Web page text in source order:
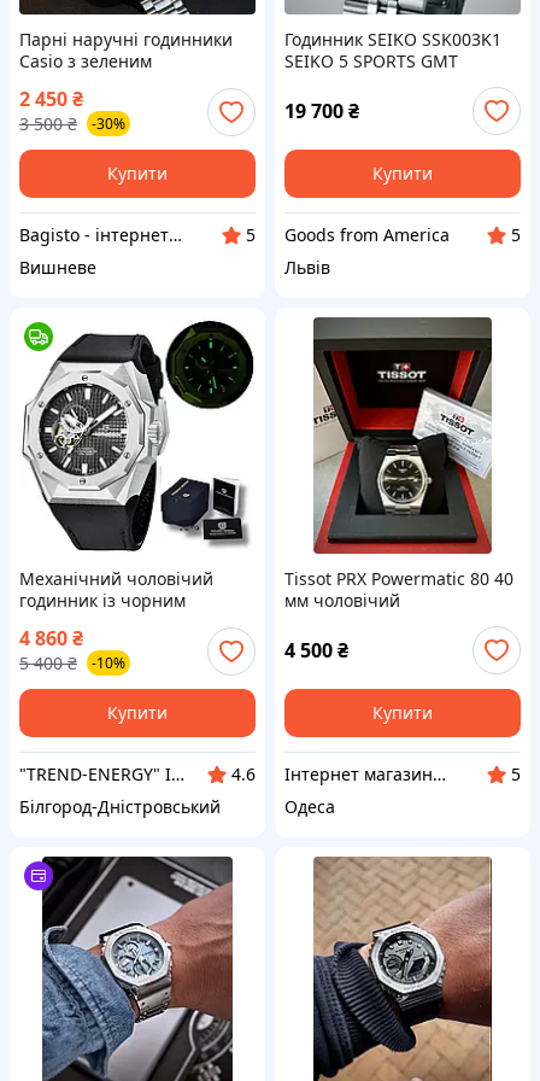
Парні наручні годинники
Casio з зеленим
циферблатом чоловічий і
жіночий годинник Касіо
2 450₴
3 500 ₴ -30%
Купити
Bagisto - інтернет магазин аксесуарів
5
Вишневе
Годинник SEIKO SSK003K1
SEIKO 5 SPORTS GMT
19 700₴
Купити
Goods from America
5
Львів
Механічний чоловічий
годинник із чорним
циферблатом на шкіряному
ремінці водонепроникний
Pagani Design PD-YN010
4 860₴
5 400 ₴ -10%
Купити
"TREND-ENERGY" Інтернет-магазин аксесуарів до смартфонів та комп'ютерів
4.6
Білгород-Дністровський
Tissot PRX Powermatic 80 40
мм чоловічий
автоматичний годинник
чорний циферблат сталь
4 500₴
Купити
Інтернет магазин "Тік-Турбо"
5
Одеса